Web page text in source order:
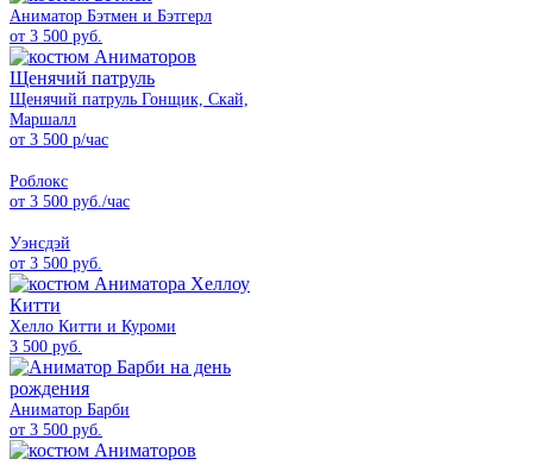
Аниматор Бэтмен и Бэтгерл
от 3 500 руб.
Щенячий патруль Гонщик, Скай,
Маршалл
от 3 500 р/час
Роблокс
от 3 500 руб./час
Уэнсдэй
от 3 500 руб.
Хелло Китти и Куроми
3 500 руб.
Аниматор Барби
от 3 500 руб.